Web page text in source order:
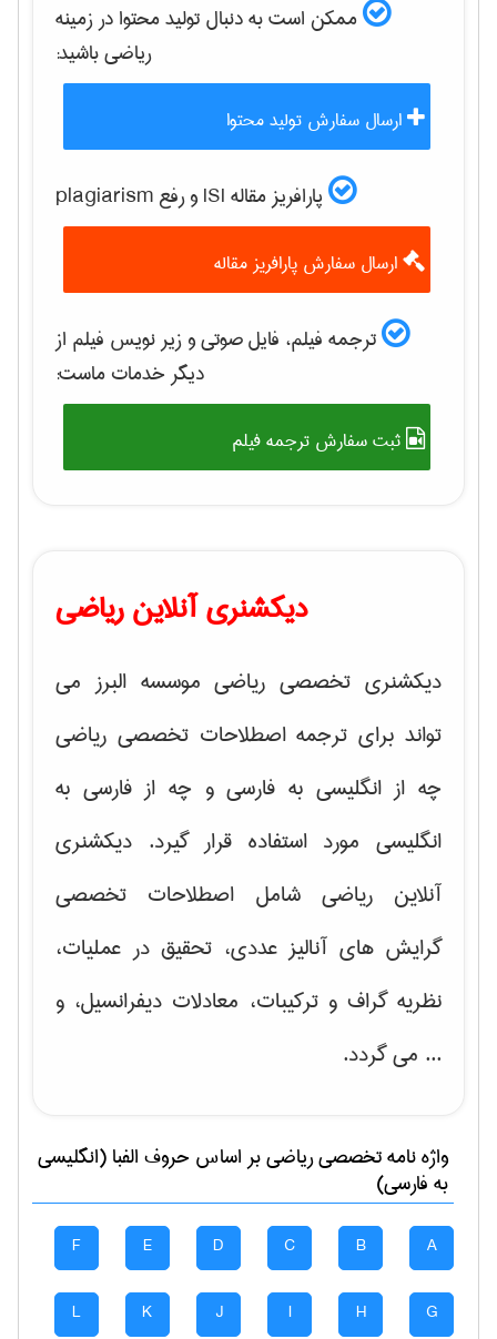
ممکن است به دنبال تولید محتوا در زمینه
رياضیباشید:
ارسال سفارش تولید محتوا
پارافریز مقاله ISI و رفع plagiarism
ارسال سفارش پارافریز مقاله
ترجمه فیلم، فایل صوتی و زیر نویس فیلم از
دیگر خدمات ماست:
ثبت سفارش ترجمه فیلم
دیکشنری آنلاین ریاضی
دیکشنری تخصصی ریاضی موسسه البرز می
تواند برای ترجمه اصطلاحات تخصصی ریاضی
چه از انگلیسی به فارسی و چه از فارسی به
انگلیسی مورد استفاده قرار گیرد. دیکشنری
آنلاین ریاضی شامل اصطلاحات تخصصی
گرایش های آنالیز عددی، تحقیق در عملیات،
نظریه گراف و تركیبات، معادلات دیفرانسیل، و
... می گردد.
واژه نامه تخصصیرياضیبر اساس حروف الفبا (انگلیسی
به فارسی)
A
B
C
D
E
F
G
H
I
J
K
L